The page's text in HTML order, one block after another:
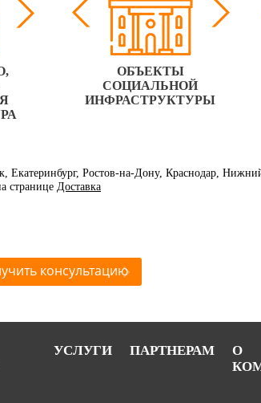
ОБЪЕКТЫ
СОЦИАЛЬНОЙ
ИНФРАСТРУКТУРЫ
Екатеринбург, Ростов-на-Дону, Краснодар,
странице Доставка
консультацию
УСЛУГИ ПАРТНЕРАМ
О